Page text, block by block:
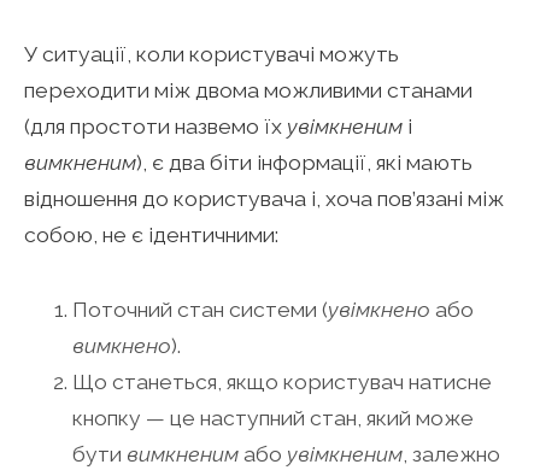
У ситуації, коли користувачі можуть
переходити між двома можливими станами
(для простоти назвемо їх увімкненим і
вимкненим), є два біти інформації, які мають
відношення до користувача і, хоча пов’язані між
собою, не є ідентичними:
Поточний стан системи (увімкнено або
вимкнено).
Що станеться, якщо користувач натисне
кнопку — це наступний стан, який може
бути вимкненимабо увімкненим , залежно